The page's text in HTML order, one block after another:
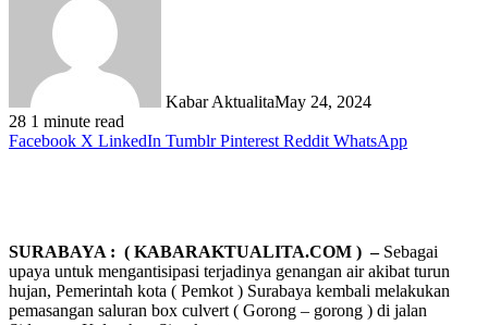
Kabar AktualitaMay 24, 2024
28 1 minute read
Facebook X LinkedIn Tumblr Pinterest Reddit WhatsApp
SURABAYA : ( KABARAKTUALITA.COM ) –Sebagai
upaya untuk mengantisipasi terjadinya genangan air akibat turun
hujan, Pemerintah kota ( Pemkot ) Surabaya kembali melakukan
pemasangan saluran box culvert ( Gorong – gorong ) di jalan